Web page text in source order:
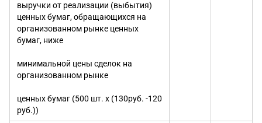
выручки от реализации (выбытия)
ценных бумаг, обращающихся на
организованном рынке ценных
бумаг, ниже
минимальной цены сделок на
организованном рынке
ценных бумаг (500 шт. х (130руб. -120
руб.))